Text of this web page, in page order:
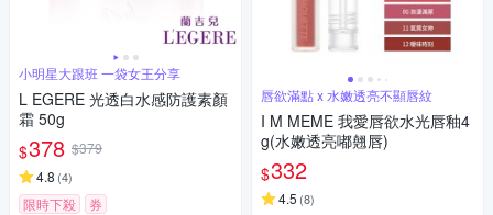
小明星大跟班 一袋女王分享
L EGERE 光透白水感防護素顏
霜 50g
$378 $379
4.8 (4)
限時下殺 券
唇欲滿點 x 水嫩透亮不顯唇紋
I M MEME 我愛唇欲水光唇釉4
g(水嫩透亮嘟翹唇)
$332
4.5 (8)